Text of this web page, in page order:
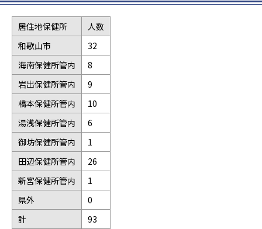
居住地保健所
人数
和歌山市
32
海南保健所管内
8
岩出保健所管内
9
橋本保健所管内
10
湯浅保健所管内
6
御坊保健所管内
1
田辺保健所管内
26
新宮保健所管内
1
県外
0
計
93